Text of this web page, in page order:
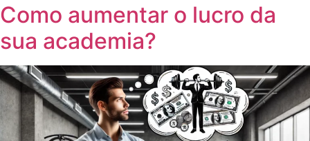
Como aumentar o lucro da
sua academia?